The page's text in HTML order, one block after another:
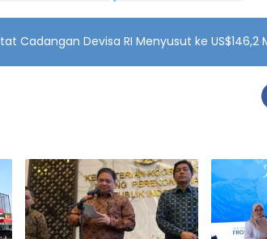
Cadangan Devisa RI Menyusut ke US$146,2